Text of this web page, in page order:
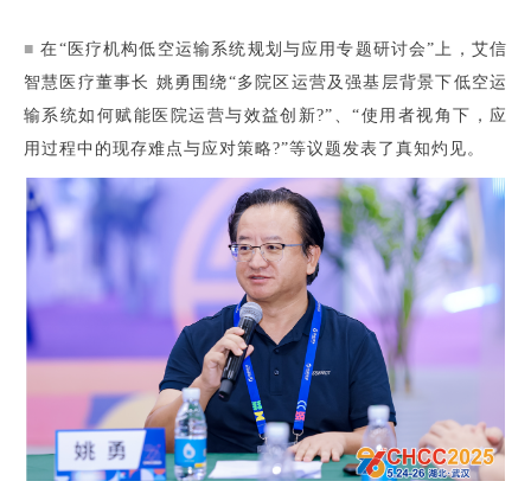
■在“医疗机构低空运输系统规划与应用专题研讨会”上，艾信
智慧医疗董事长 姚勇围绕“多院区运营及强基层背景下低空运
输系统如何赋能医院运营与效益创新?”、“使用者视角下，应
用过程中的现存难点与应对策略?”等议题发表了真知灼见。